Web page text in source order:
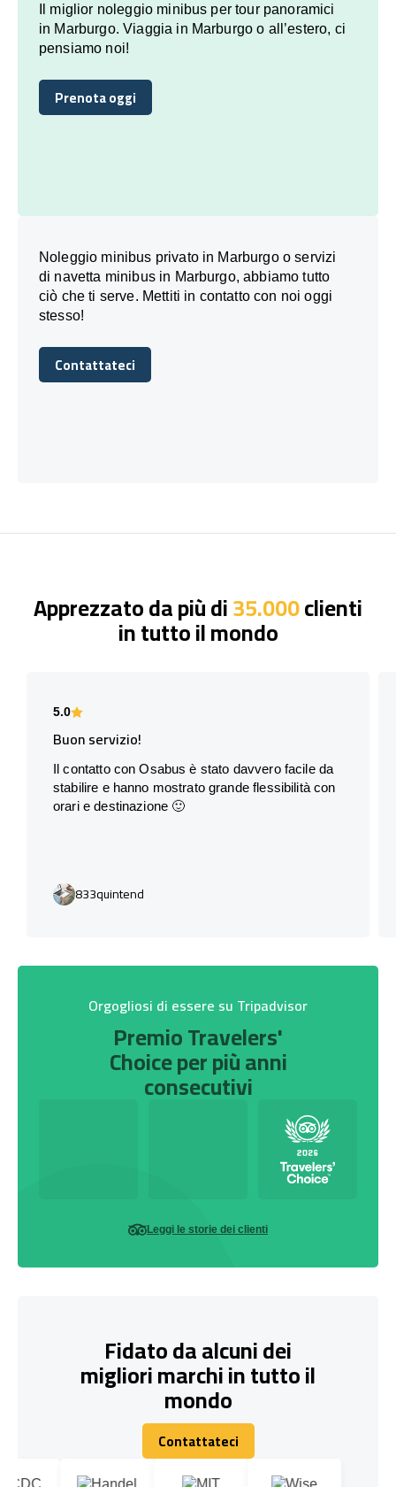
Il miglior noleggio minibus per tour panoramici
in Marburgo. Viaggia in Marburgo o all’estero, ci
pensiamo noi!
Prenota oggi
Prenota oggi
Noleggio minibus privato in Marburgo o servizi
di navetta minibus in Marburgo, abbiamo tutto
ciò che ti serve. Mettiti in contatto con noi oggi
stesso!
Contattateci
Contattateci
Apprezzato da più di35.000clienti
in tutto il mondo
5.0
Buon servizio!
Il contatto con Osabus è stato davvero facile da
stabilire e hanno mostrato grande flessibilità con
orari e destinazione 🙂
833quintend
Orgogliosi di essere su Tripadvisor
Premio Travelers'
Choice per più anni
consecutivi
Leggi le storie dei clienti
Fidato da alcuni dei
migliori marchi in tutto il
mondo
Contattateci
Contattateci